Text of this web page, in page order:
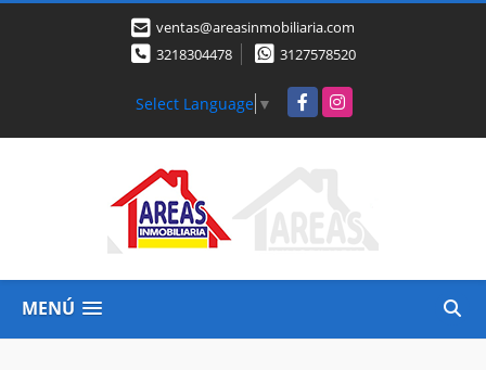
ventas@areasinmobiliaria.com
3218304478
3127578520
Select Language ▼ FacebookInstagram
MENÚ